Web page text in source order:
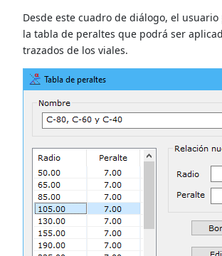
Desde este cuadro de diálogo, el
la tabla de peraltes que podrá ser
trazados de los viales.